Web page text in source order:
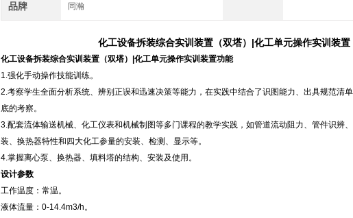
品牌 同瀚
化工设备拆装综合实训装置（双塔）|化工单元操作实训装置
化工设备拆装综合实训装置（双塔）|化工单元操作实训装置功能
1.强化手动操作技能训练。
2.考察学生全面分析系统、辨别正误和迅速决策等能力，在实践中结合了识图能力、出具规范清
底的考察。
3.配套流体输送机械、化工仪表和机械制图等多门课程的教学实践，如管道流动阻力、管件识辨
装、换热器特性和四大化工参量的安装、检测、显示等。
4.掌握离心泵、换热器、填料塔的结构、安装及使用。
设计参数
工作温度：常温。
液体流量：0-14.4m3/h。